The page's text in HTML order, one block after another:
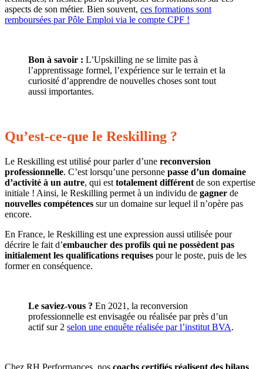
aspects de son métier. Bien souvent, ces formations sont
remboursées par Pôle Emploi via le compte CPF !
Bon à savoir : L’Upskilling ne se limite pas à
l’apprentissage formel, l’expérience sur le terrain et la
curiosité d’apprendre de nouvelles choses sont tout
aussi importantes.
Qu’est-ce-que le Reskilling ?
Le Reskilling est utilisé pour parler d’une reconversion
professionnelle. C’est lorsqu’une personne passe d’un domaine
d’activité à un autre, qui est totalement différent de son expertise
initiale ! Ainsi, le Reskilling permet à un individu de gagner de
nouvelles compétences sur un domaine sur lequel il n’opère pas
encore.
En France, le Reskilling est une expression aussi utilisée pour
décrire le fait d’embaucher des profils qui ne possèdent pas
initialement les qualifications requises pour le poste, puis de les
former en conséquence.
Le saviez-vous ? En 2021, la reconversion
professionnelle est envisagée ou réalisée par près d’un
actif sur 2 selon une enquête réalisée par l’institut BVA.
Chez RH Performances, nos coachs certifiés réalisent des bilans